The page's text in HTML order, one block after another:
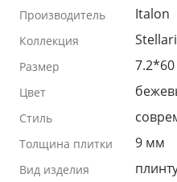
Производитель Italon
Коллекция
Размер
Цвет
Стиль
Толщина плитки 9 мм
Вид изделия